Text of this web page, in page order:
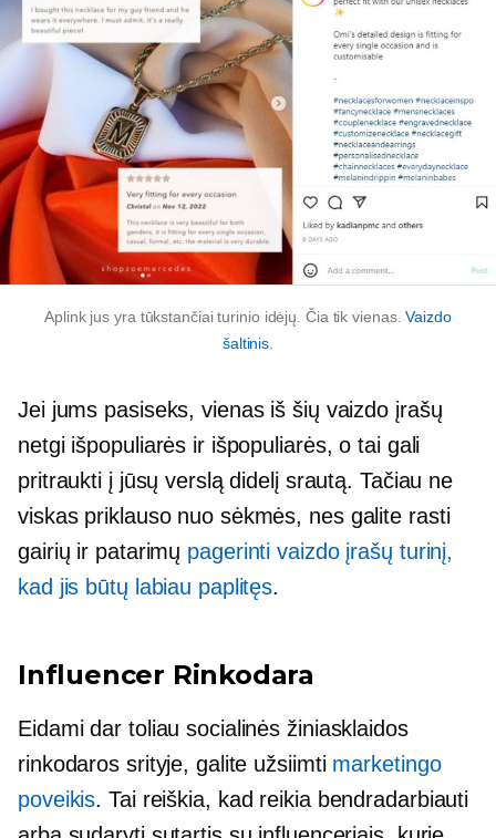
Aplink jus yra tūkstančiai turinio idėjų. Čia tik vienas.Vaizdo
šaltinis
Jei jums pasiseks, vienas iš šių vaizdo įrašų
netgi išpopuliarės ir išpopuliarės, o tai gali
pritraukti į jūsų verslą didelį srautą. Tačiau ne
viskas priklauso nuo sėkmės, nes galite rasti
gairių ir patarimų pagerinti vaizdo įrašų turinį,
kad jis būtų labiau paplitęs.
Influencer Rinkodara
Eidami dar toliau socialinės žiniasklaidos
rinkodaros srityje, galite užsiimti marketingo
poveikis. Tai reiškia, kad reikia bendradarbiauti